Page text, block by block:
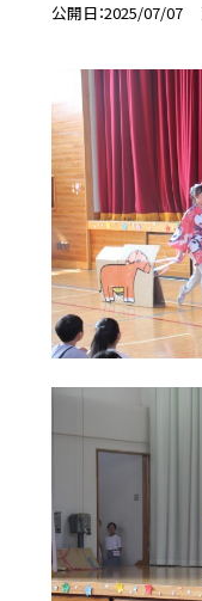
公開日 2025/07/07